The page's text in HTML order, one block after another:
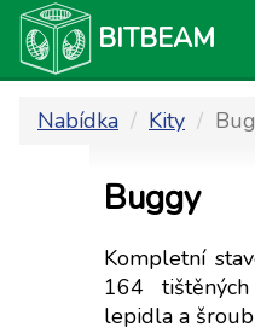
BITBEAM
Nabídka Kity
Buggy
Kompletní
164
lepidla a